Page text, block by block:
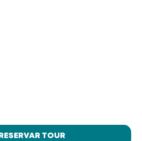
RESERVAR TOUR